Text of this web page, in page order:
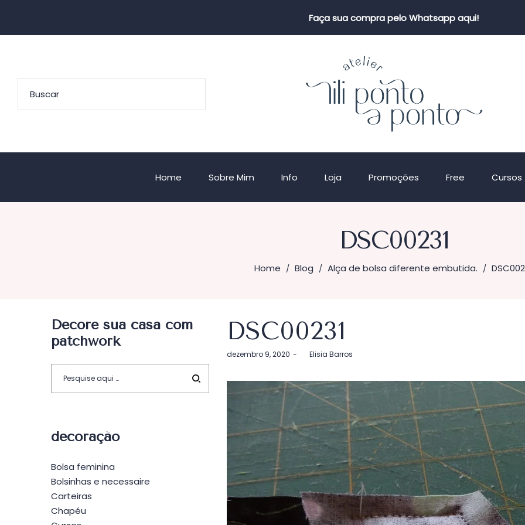
Faça sua compra pelo Whatsapp aqui!
Home Sobre Mim Info Loja Promoções Free Cursos
DSC00231
Home / Blog / Alça de bolsa diferente embutida. /
DSC00231
Postado
dezembro 9, 2020 byElisia Barros
Decore sua casa com
patchwork
decoração
Bolsa feminina
Bolsinhas e necessaire
Carteiras
Chapéu